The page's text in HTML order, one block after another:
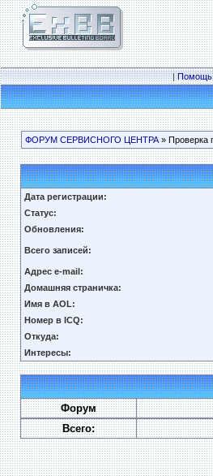
|Помощь
ФОРУМ СЕРВИСНОГО ЦЕНТРА» Проверка
Дата регистрации:
Статус:
Обновления:
Всего записей:
Адрес e-mail:
Домашняя страничка:
Имя в AOL:
Номер в ICQ:
Откуда:
Интересы:
Форум
Всего: